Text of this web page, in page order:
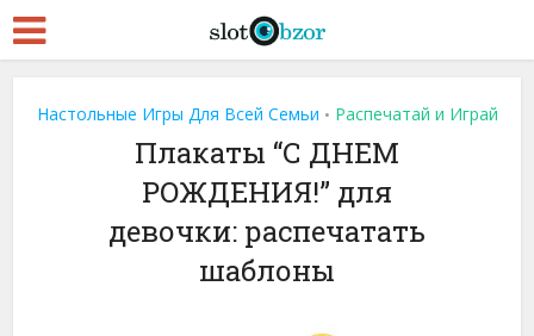
Настольные Игры Для Всей Семьи • Распечатай и Играй
Плакаты “С ДНЕМ
РОЖДЕНИЯ!” для
девочки: распечатать
шаблоны